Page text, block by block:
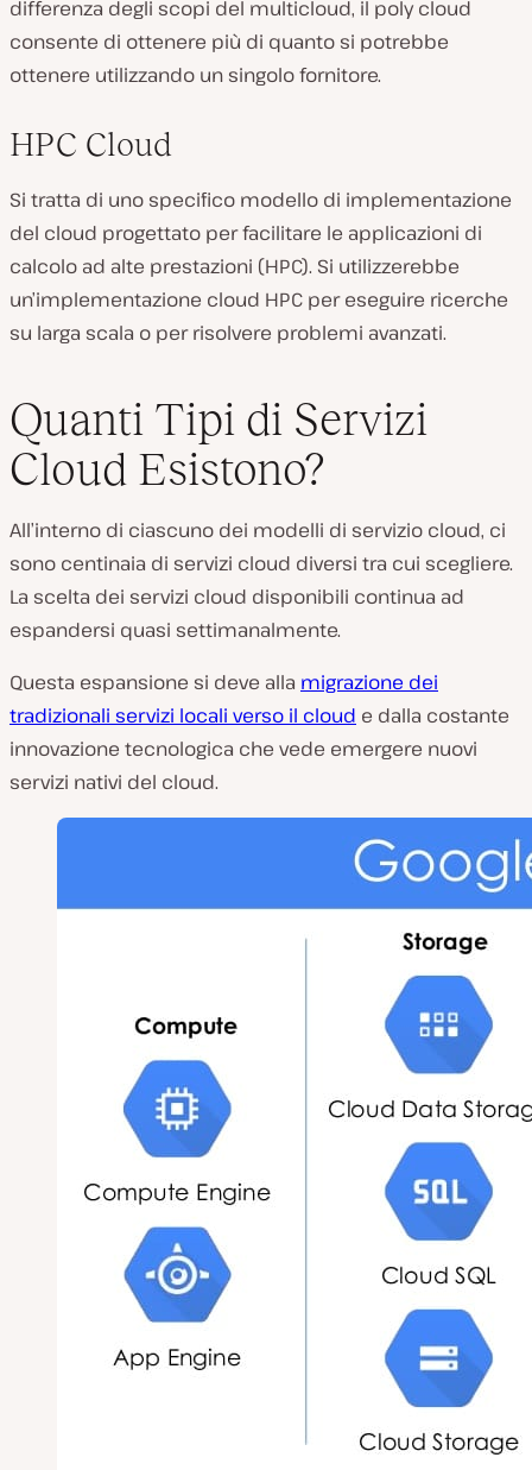
differenza degli scopi del multicloud, il poly cloud
consente di ottenere più di quanto si potrebbe
ottenere utilizzando un singolo fornitore.
HPC Cloud
Si tratta di uno specifico modello di implementazione
del cloud progettato per facilitare le applicazioni di
calcolo ad alte prestazioni (HPC). Si utilizzerebbe
un’implementazione cloud HPC per eseguire ricerche
su larga scala o per risolvere problemi avanzati.
Quanti Tipi di Servizi
Cloud Esistono?
All’interno di ciascuno dei modelli di servizio cloud, ci
sono centinaia di servizi cloud diversi tra cui scegliere.
La scelta dei servizi cloud disponibili continua ad
espandersi quasi settimanalmente.
Questa espansione si deve alla migrazione dei
tradizionali servizi locali verso il cloud e dalla costante
innovazione tecnologica che vede emergere nuovi
servizi nativi del cloud.